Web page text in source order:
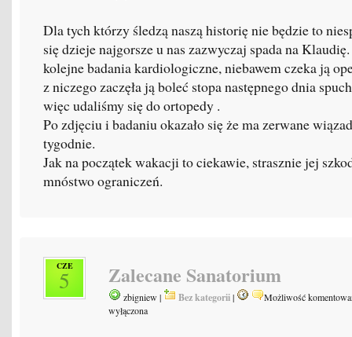
Dla tych którzy śledzą naszą historię nie będzie to
się dzieje najgorsze u nas zazwyczaj spada na
kolejne badania kardiologiczne, niebawem czeka ją
z niczego zaczęła ją boleć stopa następnego dnia
więc udaliśmy się do ortopedy .
Po zdjęciu i badaniu okazało się że ma zerwane
tygodnie.
Jak na początek wakacji to ciekawie, strasznie jej
mnóstwo ograniczeń.
CZE
5 Zalecane Sanatorium
zbigniew | Bez kategorii|
Możliwość
wyłączona